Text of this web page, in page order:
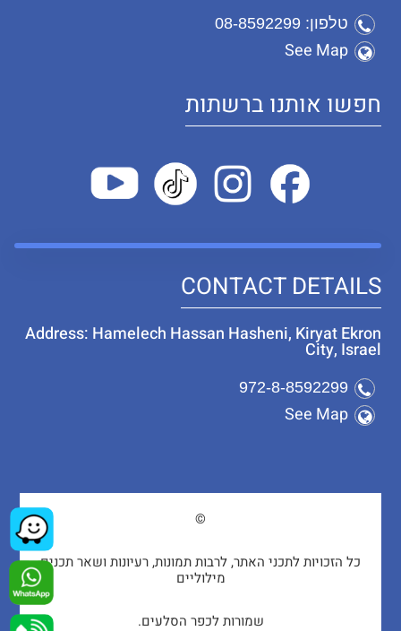
טלפון: 08-8592299
See Map
חפשו אותנו ברשתות
CONTACT DETAILS
Address: Hamelech Hassan Hasheni, Kiryat Ekron
City, Israel
972-8-8592299
See Map
©
כל הזכויות לתכני האתר, לרבות תמונות, רעיונות ושאר תכנים
מילוליים
שמורות לכפר הסלעים.